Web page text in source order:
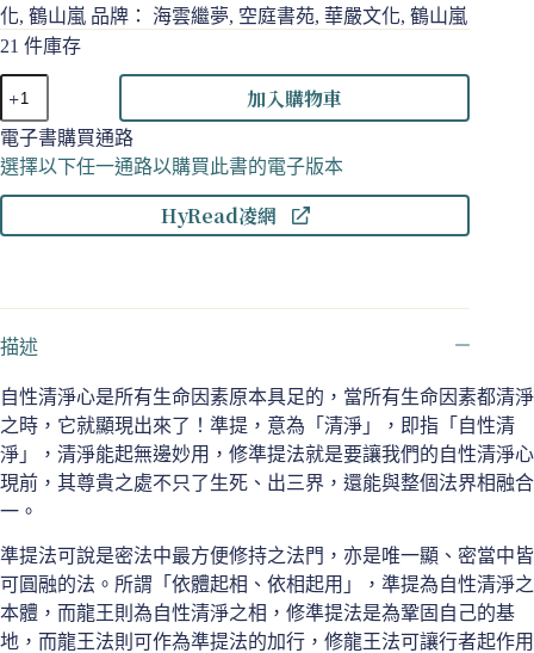
化, 鶴山嵐 品牌： 海雲繼夢, 空庭書苑, 華嚴文化, 鶴山嵐
21 件庫存
改
版]
佛
提
密
數
量
加入購物車
電子書購買通路
選擇以下任一通路以購買此書的電子版本
HyRead凌網
描述
自性清淨心是所有生命因素原本具足的，當所有生命因素都清淨
之時，它就顯現出來了！準提，意為「清淨」，即指「自性清
淨」，清淨能起無邊妙用，修準提法就是要讓我們的自性清淨心
現前，其尊貴之處不只了生死、出三界，還能與整個法界相融合
一。
準提法可說是密法中最方便修持之法門，亦是唯一顯、密當中皆
可圓融的法。所謂「依體起相、依相起用」，準提為自性清淨之
本體，而龍王則為自性清淨之相，修準提法是為鞏固自己的基
地，而龍王法則可作為準提法的加行，修龍王法可讓行者起作用